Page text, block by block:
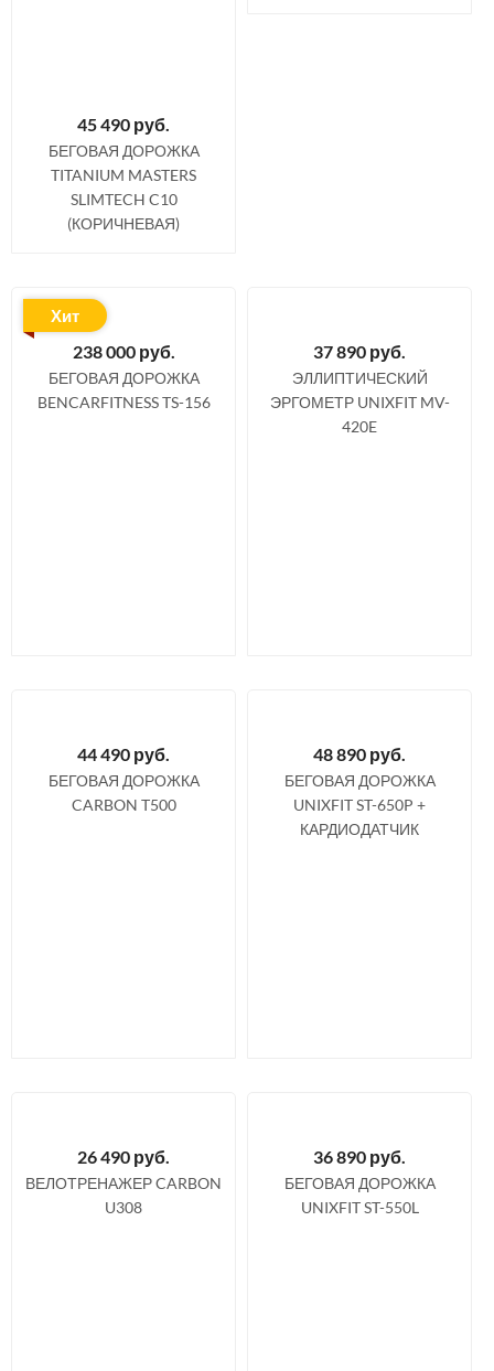
45 490 руб.
БЕГОВАЯ ДОРОЖКА
TITANIUM MASTERS
SLIMTECH C10
(КОРИЧНЕВАЯ)
Хит
238 000 руб.
БЕГОВАЯ ДОРОЖКА
BENCARFITNESS TS-156
37 890 руб.
ЭЛЛИПТИЧЕСКИЙ
ЭРГОМЕТР UNIXFIT MV-
420E
44 490 руб.
БЕГОВАЯ ДОРОЖКА
CARBON T500
48 890 руб.
БЕГОВАЯ ДОРОЖКА
UNIXFIT ST-650P +
КАРДИОДАТЧИК
26 490 руб.
ВЕЛОТРЕНАЖЕР CARBON
U308
36 890 руб.
БЕГОВАЯ ДОРОЖКА
UNIXFIT ST-550L